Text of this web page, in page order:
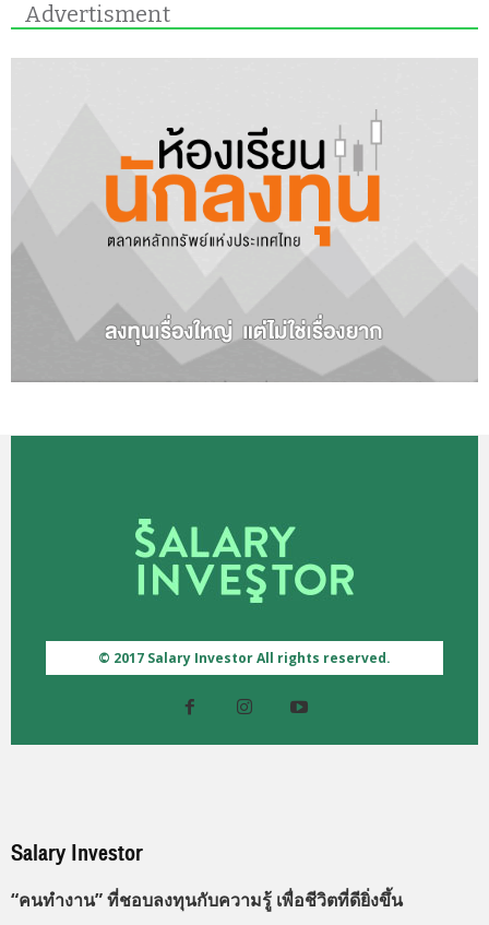
Advertisment
© 2017 Salary Investor All rights reserved.
Salary Investor
“คนทำงาน” ที่ชอบลงทุนกับความรู้ เพื่อชีวิตที่ดียิ่งขึ้น